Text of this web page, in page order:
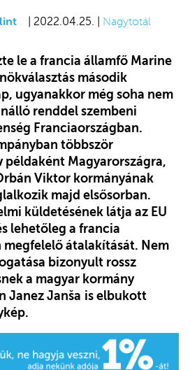
| 2022.04.25. | Nagytotál
le a francia államfő Marine
második
ugyanakkor még soha nem
renddel szembeni
Franciaországban.
többször
Magyarországra,
Viktor kormányának
majd elsősorban.
küldetésének látja az EU
lehetőleg a francia
átalakítását. Nem
bizonyult rossz
a magyar kormány
Janez Janša is elbukott